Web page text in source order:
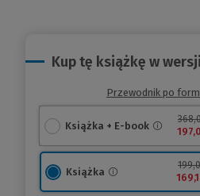
Kup tę książkę w wersji
Przewodnik po
Książka + E-book
Książka